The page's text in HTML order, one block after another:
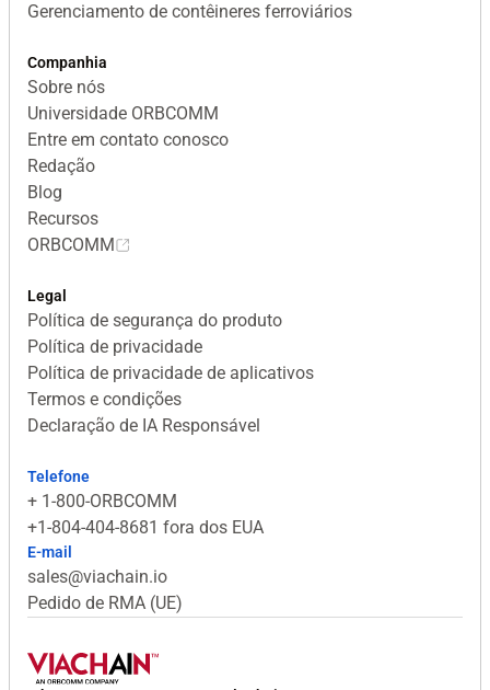
Gerenciamento de contêineres ferroviários
Companhia
Sobre nós
Universidade ORBCOMM
Entre em contato conosco
Redação
Blog
Recursos
ORBCOMM
Legal
Política de segurança do produto
Política de privacidade
Política de privacidade de aplicativos
Termos e condições
Declaração de IA Responsável
Telefone
+ 1-800-ORBCOMM
+1-804-404-8681 fora dos EUA
E-mail
sales@viachain.io
Pedido de RMA (UE)